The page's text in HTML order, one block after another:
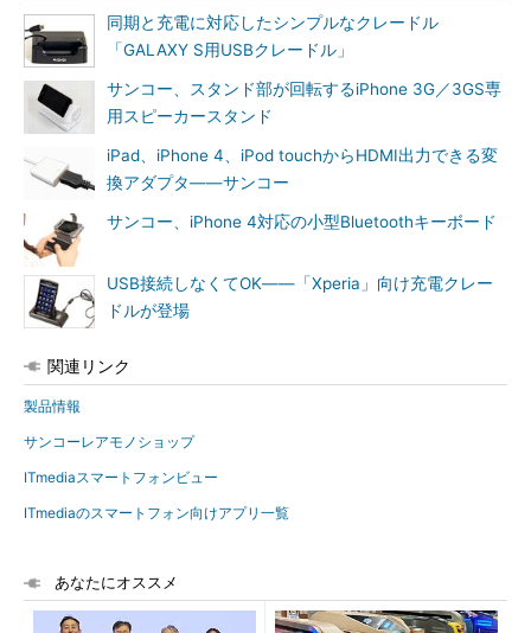
同期と充電に対応したシンプルなクレードル
「GALAXY S用USBクレードル」
サンコー、スタンド部が回転するiPhone 3G／3GS専
用スピーカースタンド
iPad、iPhone 4、iPod touchからHDMI出力できる変
換アダプタ――サンコー
サンコー、iPhone 4対応の小型Bluetoothキーボード
USB接続しなくてOK――「Xperia」向け充電クレー
ドルが登場
関連リンク
製品情報
サンコーレアモノショップ
ITmediaスマートフォンビュー
ITmediaのスマートフォン向けアプリ一覧
あなたにオススメ